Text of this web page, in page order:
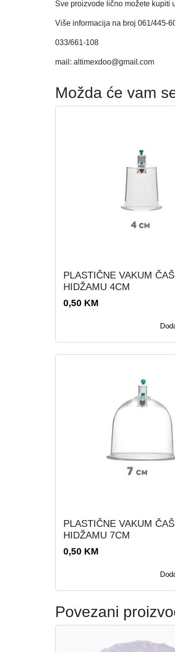
Sve proizvode lično možete kupiti
Više informacija na broj 061/445-
033/661-108
mail: altimexdoo@gmail.com
Možda će vam
PLASTIČNE VAKUM
HIDŽAMU 4CM
0,50 KM
PLASTIČNE VAKUM
HIDŽAMU 7CM
0,50 KM
Povezani